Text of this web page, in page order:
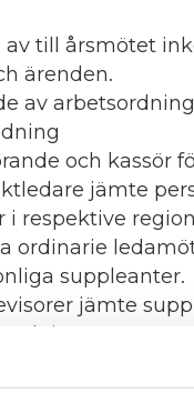
av till årsmötet
ärenden.
av
och kassör
jämte
i respektive
ordinarie
suppleanter.
jämte